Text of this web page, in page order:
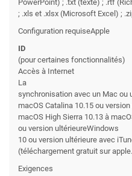
PowerPoint) ; .txt (texte) ; .rtf
; .xls et .xlsx (Microsoft Excel) ;
Configuration requiseApple
ID
(pour certaines fonctionnalités)
Accès à Internet
La
synchronisation avec un Mac ou
macOS Catalina 10.15 ou
macOS High Sierra 10.13 à
ou version ultérieureWindows
10 ou version ultérieure avec
(téléchargement gratuit sur
Exigences